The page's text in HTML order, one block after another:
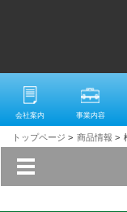
会社案内 事業内容
トップページ > 商品情報 >